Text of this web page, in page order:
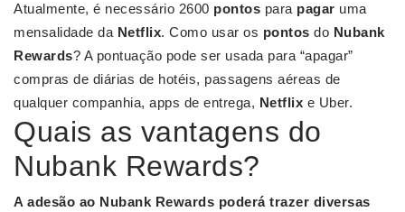
Atualmente, é necessário 2600 pontos para pagar uma
mensalidade da Netflix. Como usar os pontos do Nubank
Rewards? A pontuação pode ser usada para “apagar”
compras de diárias de hotéis, passagens aéreas de
qualquer companhia, apps de entrega, Netflix e Uber.
Quais as vantagens do
Nubank Rewards?
A adesão ao Nubank Rewards poderá trazer diversas